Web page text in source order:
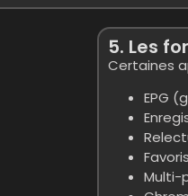
5. Les
Certaines
EPG
Multi-